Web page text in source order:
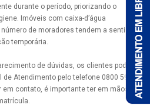
durante o período, priorizando o
Imóveis com caixa-d’água
de moradores tendem a sentir
temporária.
de dúvidas, os clientes podem
Atendimento pelo telefone 0800 595
contato, é importante ter em mãos a